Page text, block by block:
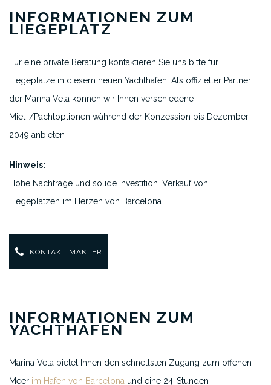
INFORMATIONEN ZUM
LIEGEPLATZ
Für eine private Beratung kontaktieren Sie uns bitte für
Liegeplätze in diesem neuen Yachthafen. Als offizieller Partner
der Marina Vela können wir Ihnen verschiedene
Miet-/Pachtoptionen während der Konzession bis Dezember
2049 anbieten
Hinweis:
Hohe Nachfrage und solide Investition. Verkauf von
Liegeplätzen im Herzen von Barcelona.
KONTAKT MAKLER
INFORMATIONEN ZUM
YACHTHAFEN
Marina Vela bietet Ihnen den schnellsten Zugang zum offenen
Meer im Hafen von Barcelona und eine 24-Stunden-